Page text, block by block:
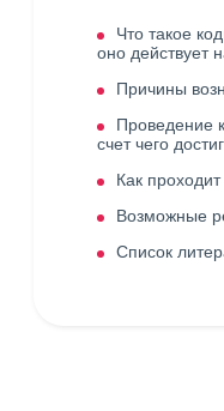
Что такое
оно действует
Причины
Проведение
счет чего
Как
Возможные
Список